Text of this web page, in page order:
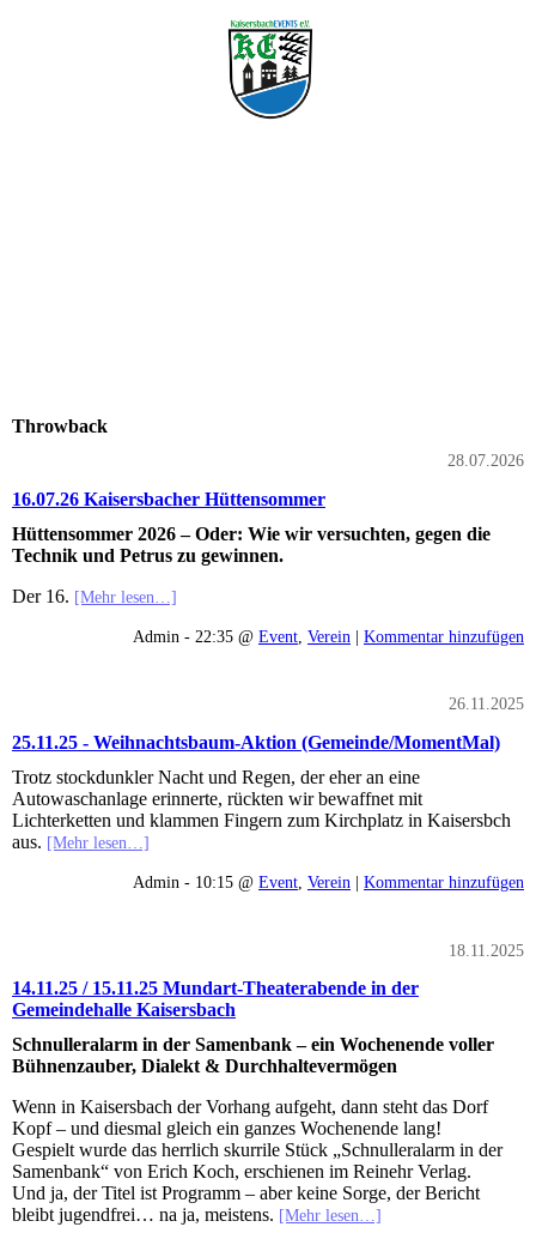
Throwback
28.07.2026
16.07.26 Kaisersbacher Hüttensommer
Hüttensommer 2026 – Oder: Wie wir versuchten, gegen die
Technik und Petrus zu gewinnen.
Der 16. [Mehr lesen…]
Admin - 22:35 @ Event Verein | Kommentar hinzufügen
26.11.2025
25.11.25 - Weihnachtsbaum-Aktion (Gemeinde/MomentMal)
Trotz stockdunkler Nacht und Regen, der eher an eine
Autowaschanlage erinnerte, rückten wir bewaffnet mit
Lichterketten und klammen Fingern zum Kirchplatz in Kaisersbch
aus. [Mehr lesen…]
Admin - 10:15 @ Event Verein | Kommentar hinzufügen
18.11.2025
14.11.25 / 15.11.25 Mundart-Theaterabende in der
Gemeindehalle Kaisersbach
Schnulleralarm in der Samenbank – ein Wochenende voller
Bühnenzauber, Dialekt & Durchhaltevermögen
Wenn in Kaisersbach der Vorhang aufgeht, dann steht das Dorf
Kopf – und diesmal gleich ein ganzes Wochenende lang!
Gespielt wurde das herrlich skurrile Stück „Schnulleralarm in der
Samenbank“ von Erich Koch, erschienen im Reinehr Verlag.
Und ja, der Titel ist Programm – aber keine Sorge, der Bericht
bleibt jugendfrei… na ja, meistens. [Mehr lesen…]